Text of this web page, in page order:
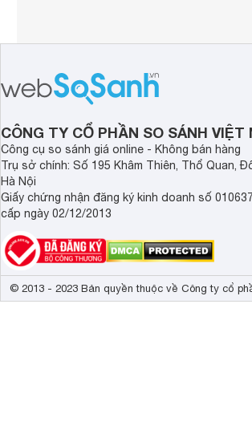
CÔNG TY CỔ PHẦN SO SÁNH VIỆT
Công cụ so sánh giá online - Không bán hàng
Trụ sở chính: Số 195 Khâm Thiên, Thổ Quan,
Hà Nội
Giấy chứng nhận đăng ký kinh doanh số
cấp ngày 02/12/2013
© 2013 - 2023 Bản quyền thuộc về Công ty cổ